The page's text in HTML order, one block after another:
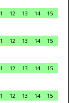
12 13 14
15
12 13 14
15
12 13 14
15
12 13 14
15